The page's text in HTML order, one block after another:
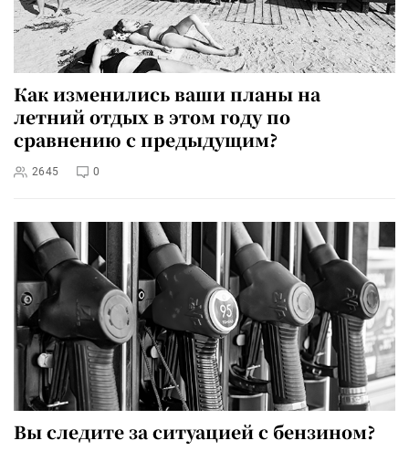
Как изменились ваши планы на
летний отдых в этом году по
сравнению с предыдущим?
2645 0
Вы следите за ситуацией с бензином?